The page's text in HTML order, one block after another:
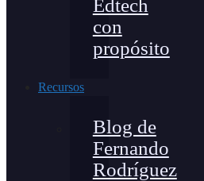
Edtech
con
propósito
Recursos
Blog de
Fernando
Rodríguez